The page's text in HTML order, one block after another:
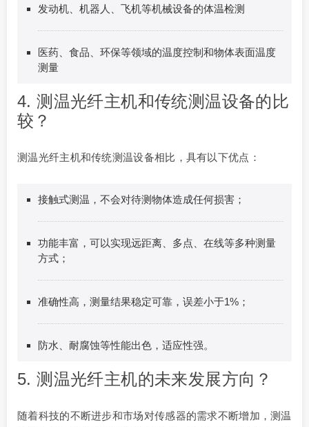
发动机、机器人、飞机等机械设备的体温检测
医药、食品、环保等领域的温度控制和物体表面温度
测量
4. 测温光纤主机和传统测温设备的比
较？
测温光纤主机和传统测温设备相比，具有以下优点：
接触式测温，不会对待测物体造成任何损害；
功能丰富，可以实现远距离、多点、在线等多种测量
方式；
准确性高，测量结果稳定可靠，误差小于1%；
防水、耐腐蚀等性能出色，适应性强。
5. 测温光纤主机的未来发展方向？
随着科技的不断进步和市场对传感器的需求不断增加，测温